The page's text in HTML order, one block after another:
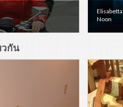
Noon
วกัน